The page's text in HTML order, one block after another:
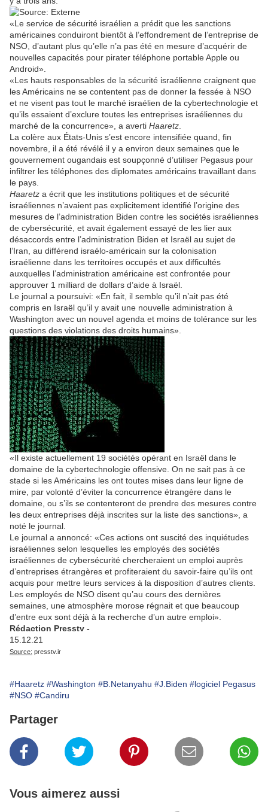
«Le service de sécurité israélien a prédit que les sanctions
américaines conduiront bientôt à l’effondrement de l’entreprise de
NSO, d’autant plus qu’elle n’a pas été en mesure d’acquérir de
nouvelles capacités pour pirater téléphone portable Apple ou
Android».
«Les hauts responsables de la sécurité israélienne craignent que
les Américains ne se contentent pas de donner la fessée à NSO
et ne visent pas tout le marché israélien de la cybertechnologie et
qu’ils essaient d’exclure toutes les entreprises israéliennes du
marché de la concurrence», a averti Haaretz
La colère aux États-Unis s’est encore intensifiée quand, fin
novembre, il a été révélé il y a environ deux semaines que le
gouvernement ougandais est soupçonné d’utiliser Pegasus pour
infiltrer les téléphones des diplomates américains travaillant dans
le pays.
Haaretz a écrit que les institutions politiques et de sécurité
israéliennes n’avaient pas explicitement identifié l’origine des
mesures de l’administration Biden contre les sociétés israéliennes
de cybersécurité, et avait également essayé de les lier aux
désaccords entre l’administration Biden et Israël au sujet de
l’Iran, au différend israélo-américain sur la colonisation
israélienne dans les territoires occupés et aux difficultés
auxquelles l’administration américaine est confrontée pour
approuver 1 milliard de dollars d’aide à Israël.
Le journal a poursuivi: «En fait, il semble qu’il n’ait pas été
compris en Israël qu’il y avait une nouvelle administration à
Washington avec un nouvel agenda et moins de tolérance sur les
questions des violations des droits humains».
«Il existe actuellement 19 sociétés opérant en Israël dans le
domaine de la cybertechnologie offensive. On ne sait pas à ce
stade si les Américains les ont toutes mises dans leur ligne de
mire, par volonté d’éviter la concurrence étrangère dans le
domaine, ou s’ils se contenteront de prendre des mesures contre
les deux entreprises déjà inscrites sur la liste des sanctions», a
noté le journal.
Le journal a annoncé: «Ces actions ont suscité des inquiétudes
israéliennes selon lesquelles les employés des sociétés
israéliennes de cybersécurité chercheraient un emploi auprès
d’entreprises étrangères et profiteraient du savoir-faire qu’ils ont
acquis pour mettre leurs services à la disposition d’autres clients.
Les employés de NSO disent qu’au cours des dernières
semaines, une atmosphère morose régnait et que beaucoup
d’entre eux sont déjà à la recherche d’un autre emploi».
Rédaction Presstv -
15.12.21
Source: presstv.ir
#Haaretz #Washington #B.Netanyahu #J.Biden #logiciel Pegasus
#NSO #Candiru
Partager
Vous aimerez aussi